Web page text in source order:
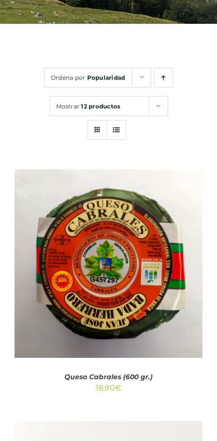
Bebidas
Ordena por Popularidad
Mostrar12 productos
AÑADIR AL CARRITO
/
DETALLES
Queso Cabrales (600 gr.)
18,90€